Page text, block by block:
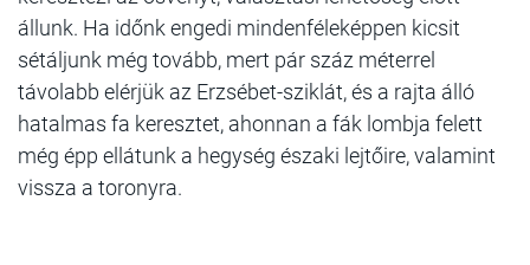
állunk. Ha időnk engedi mindenféleképpen kicsit
sétáljunk még tovább, mert pár száz méterrel
távolabb elérjük az Erzsébet-sziklát, és a rajta álló
hatalmas fa keresztet, ahonnan a fák lombja felett
még épp ellátunk a hegység északi lejtőire, valamint
vissza a toronyra.